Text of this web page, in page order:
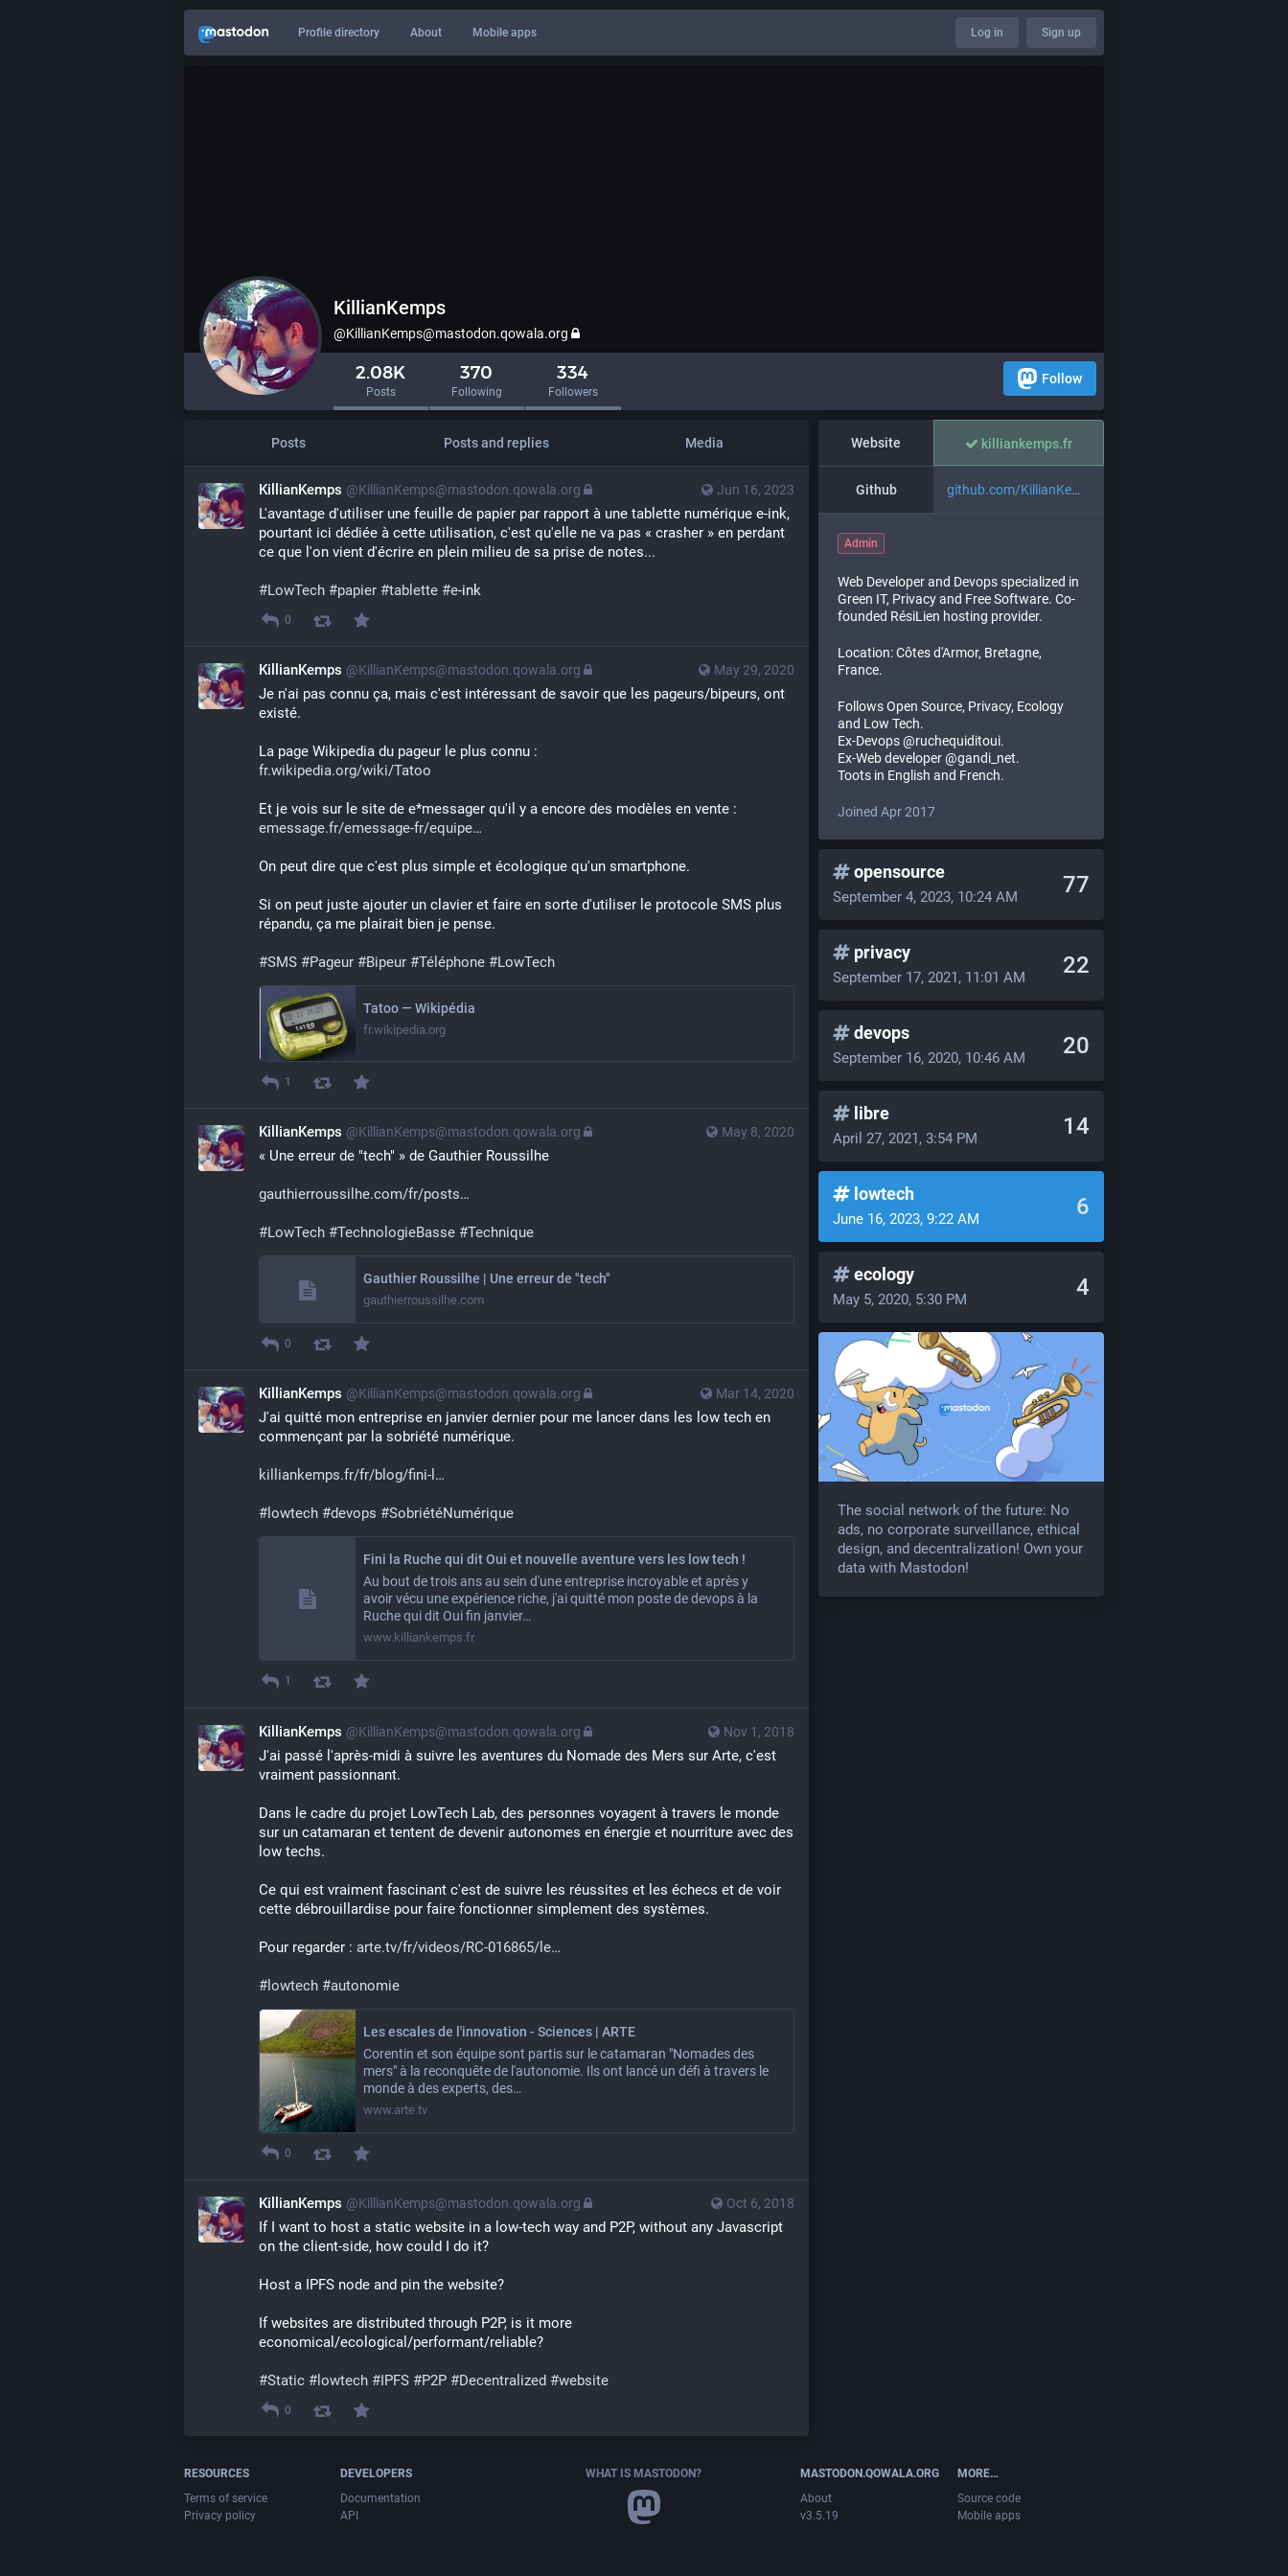
Profile directory About Mobile apps Log in Sign up
KillianKemps
@KillianKemps@mastodon.qowala.org
2.08K
Posts
370
Following
334
Followers
Follow
Posts Posts and replies Media
Jun 16, 2023
KillianKemps @KillianKemps@mastodon.qowala.org
L'avantage d'utiliser une feuille de papier par rapport à une tablette numérique e-ink,
pourtant ici dédiée à cette utilisation, c'est qu'elle ne va pas « crasher » en perdant
ce que l'on vient d'écrire en plein milieu de sa prise de notes...
#LowTech #papier #tablette #e-ink
0
May 29, 2020
KillianKemps @KillianKemps@mastodon.qowala.org
Je n'ai pas connu ça, mais c'est intéressant de savoir que les pageurs/bipeurs, ont
existé.
La page Wikipedia du pageur le plus connu :
fr.wikipedia.org/wiki/Tatoo
Et je vois sur le site de e*messager qu'il y a encore des modèles en vente :
emessage.fr/emessage-fr/equipe
On peut dire que c'est plus simple et écologique qu'un smartphone.
Si on peut juste ajouter un clavier et faire en sorte d'utiliser le protocole SMS plus
répandu, ça me plairait bien je pense.
#SMS #Pageur #Bipeur #Téléphone #LowTech
Tatoo — Wikipédia
fr.wikipedia.org
1
May 8, 2020
KillianKemps @KillianKemps@mastodon.qowala.org
« Une erreur de "tech" » de Gauthier Roussilhe
gauthierroussilhe.com/fr/posts
#LowTech #TechnologieBasse #Technique
Gauthier Roussilhe | Une erreur de "tech"
gauthierroussilhe.com
0
Mar 14, 2020
KillianKemps @KillianKemps@mastodon.qowala.org
J'ai quitté mon entreprise en janvier dernier pour me lancer dans les low tech en
commençant par la sobriété numérique.
killiankemps.fr/fr/blog/fini-l
# lowtech #devops #SobriétéNumérique
Fini la Ruche qui dit Oui et nouvelle aventure vers les low tech !
Au bout de trois ans au sein d'une entreprise incroyable et après y
avoir vécu une expérience riche, j'ai quitté mon poste de devops à la
Ruche qui dit Oui fin janvier…
www.killiankemps.fr
1
Nov 1, 2018
KillianKemps @KillianKemps@mastodon.qowala.org
J'ai passé l'après-midi à suivre les aventures du Nomade des Mers sur Arte, c'est
vraiment passionnant.
Dans le cadre du projet LowTech Lab, des personnes voyagent à travers le monde
sur un catamaran et tentent de devenir autonomes en énergie et nourriture avec des
low techs.
Ce qui est vraiment fascinant c'est de suivre les réussites et les échecs et de voir
cette débrouillardise pour faire fonctionner simplement des systèmes.
Pour regarder : arte.tv/fr/videos/RC-016865/le
# lowtech #autonomie
Les escales de l'innovation - Sciences | ARTE
Corentin et son équipe sont partis sur le catamaran "Nomades des
mers" à la reconquête de l'autonomie. Ils ont lancé un défi à travers le
monde à des experts, des…
www.arte.tv
0
Oct 6, 2018
KillianKemps @KillianKemps@mastodon.qowala.org
If I want to host a static website in a low-tech way and P2P, without any Javascript
on the client-side, how could I do it?
Host a IPFS node and pin the website?
If websites are distributed through P2P, is it more
economical/ecological/performant/reliable?
#Static # lowtech #IPFS #P2P #Decentralized #website
0
Website killiankemps.fr
Github github.com/KillianKemps
Admin
Web Developer and Devops specialized in
Green IT, Privacy and Free Software. Co-
founded RésiLien hosting provider.
Location: Côtes d'Armor, Bretagne,
France.
Follows Open Source, Privacy, Ecology
and Low Tech.
Ex-Devops @ruchequiditoui.
Ex-Web developer @gandi_net.
Toots in English and French.
Joined Apr 2017
opensource
September 4, 2023, 10:24 AM 77
privacy
September 17, 2021, 11:01 AM 22
devops
September 16, 2020, 10:46 AM 20
libre
April 27, 2021, 3:54 PM 14
lowtech
June 16, 2023, 9:22 AM 6
ecology
May 5, 2020, 5:30 PM 4
The social network of the future: No
ads, no corporate surveillance, ethical
design, and decentralization! Own your
data with Mastodon!
RESOURCES
Terms of service
Privacy policy
DEVELOPERS
Documentation
API
WHAT IS MASTODON?
MASTODON.QOWALA.ORG
About
v3.5.19
MORE…
Source code
Mobile apps